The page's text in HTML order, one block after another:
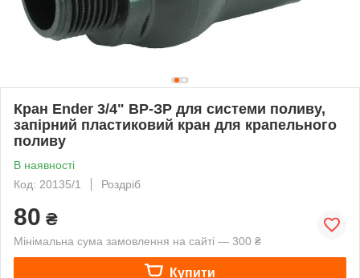
Кран Ender 3/4" ВР-ЗР для системи поливу,
запірний пластиковий кран для крапельного
поливу
В наявності
Код: 20135/1
Роздріб
80 ₴
Мінімальна сума замовлення на сайті — 300 ₴
Купити